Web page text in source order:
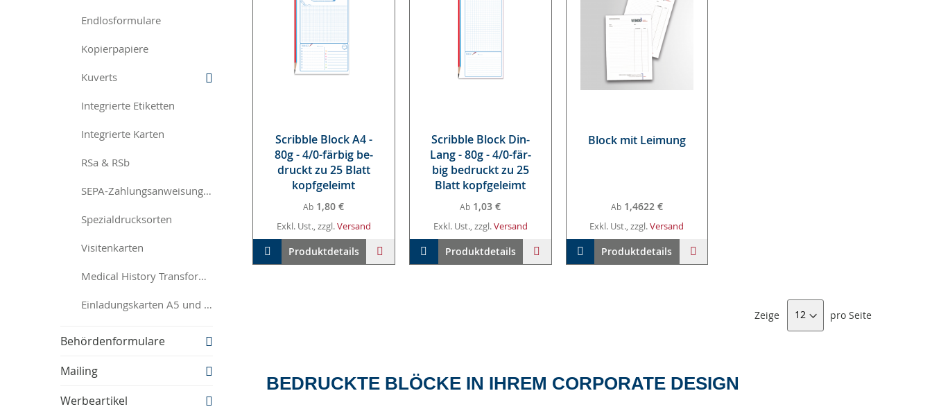
Scribb­le Block A4 -
80g - 4/0-fär­big be­
druckt zu 25 Blatt
kopf­ge­leimt
Ab 1,80 €
Exkl. Ust., zzgl.Versand
In den Warenkorb
Produktdetails
WUNSCHLISTE
HINZUFÜGEN
Scribb­le Block Din­
Lang - 80g - 4/0-fär­
big be­druckt zu 25
Blatt kopf­ge­leimt
Ab 1,03 €
Exkl. Ust., zzgl.Versand
In den Warenkorb
Produktdetails
WUNSCHLISTE
HINZUFÜGEN
Block mit Lei­mung
Ab 1,4622 €
Exkl. Ust., zzgl.Versand
In den Warenkorb
Produktdetails
HINZUFÜGEN
Zeige pro Seite
BEDRUCKTE BLÖCKE IN IHREM CORPORATE DESIGN
Endlosformulare
Kopierpapiere
Kuverts
Integrierte Etiketten
Integrierte Karten
RSa & RSb
SEPA-Zahlungsanweisungen
Spezialdrucksorten
Visitenkarten
Medical History Transformset
Einladungskarten A5 und A6
Behördenformulare
Mailing
Werbeartikel